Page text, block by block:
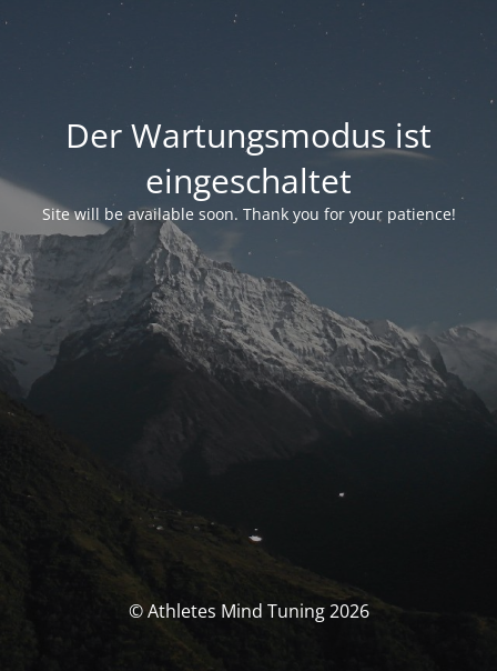
Der Wartungsmodus ist
eingeschaltet
Site will be available soon. Thank you for your patience!
© Athletes Mind Tuning 2026